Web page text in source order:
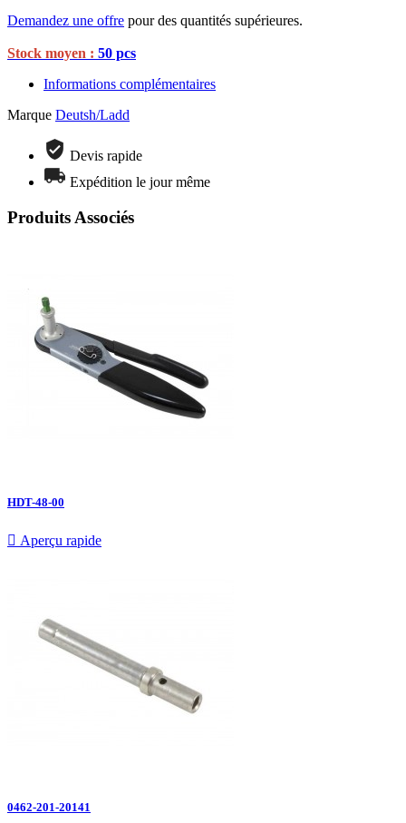
Demandez une offre pour des quantités supérieures.
Stock moyen : 50 pcs
Informations complémentaires
Marque Deutsh/Ladd
Devis rapide
Expédition le jour même
Produits Associés
HDT-48-00
 Aperçu rapide
0462-201-20141